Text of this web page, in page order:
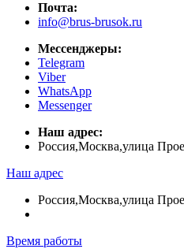
Почта:
info@brus-brusok.ru
Мессенджеры:
Telegram
Viber
WhatsApp
Messenger
Наш адрес:
Россия,Москва,улица
Наш адрес
Россия,Москва,улица
Время работы